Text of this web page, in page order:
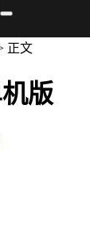
正文
版